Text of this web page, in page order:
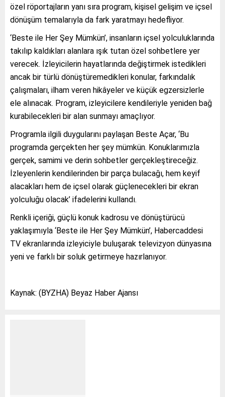
özel röportajların yanı sıra program, kişisel gelişim ve içsel
dönüşüm temalarıyla da fark yaratmayı hedefliyor.
‘Beste ile Her Şey Mümkün’, insanların içsel yolculuklarında
takılıp kaldıkları alanlara ışık tutan özel sohbetlere yer
verecek. İzleyicilerin hayatlarında değiştirmek istedikleri
ancak bir türlü dönüştüremedikleri konular, farkındalık
çalışmaları, ilham veren hikâyeler ve küçük egzersizlerle
ele alınacak. Program, izleyicilere kendileriyle yeniden bağ
kurabilecekleri bir alan sunmayı amaçlıyor.
Programla ilgili duygularını paylaşan Beste Açar, ‘Bu
programda gerçekten her şey mümkün. Konuklarımızla
gerçek, samimi ve derin sohbetler gerçekleştireceğiz.
İzleyenlerin kendilerinden bir parça bulacağı, hem keyif
alacakları hem de içsel olarak güçlenecekleri bir ekran
yolculuğu olacak’ ifadelerini kullandı.
Renkli içeriği, güçlü konuk kadrosu ve dönüştürücü
yaklaşımıyla ‘Beste ile Her Şey Mümkün’, Habercaddesi
TV ekranlarında izleyiciyle buluşarak televizyon dünyasına
yeni ve farklı bir soluk getirmeye hazırlanıyor.
Kaynak: (BYZHA) Beyaz Haber Ajansı